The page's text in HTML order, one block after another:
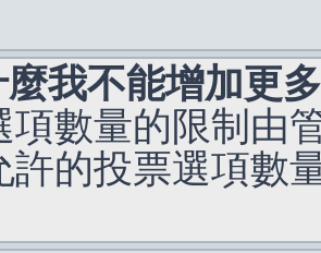
我不能增加更
項數量的限制由
許的投票選項數